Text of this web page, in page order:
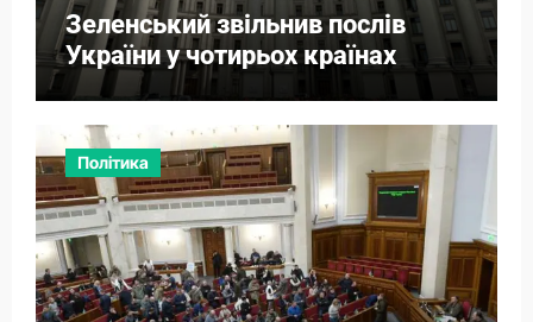
Зеленський звільнив послів
України у чотирьох країнах
Політика